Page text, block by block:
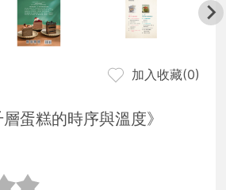
加入收藏(0)
層蛋糕的時序與溫度》